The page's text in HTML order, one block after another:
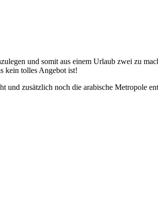
und somit aus einem Urlaub zwei zu
kein tolles Angebot ist!
und zusätzlich noch die arabische Metropole